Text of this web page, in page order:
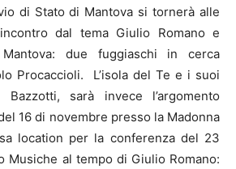
di Stato di Mantova si tornerà alle
dal tema Giulio Romano e
due fuggiaschi in cerca
Procaccioli. L’isola del Te e i suoi
sarà invece l’argomento
16 di novembre presso la Madonna
location per la conferenza del 23
Musiche al tempo di Giulio Romano: